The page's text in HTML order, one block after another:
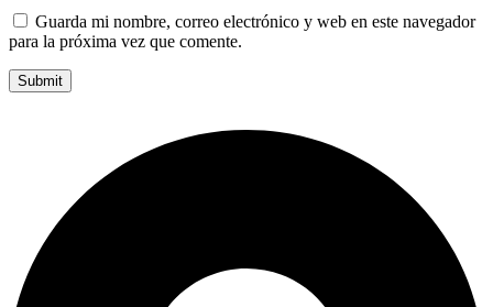
Guarda mi nombre, correo electrónico y web en este navegador
para la próxima vez que comente.